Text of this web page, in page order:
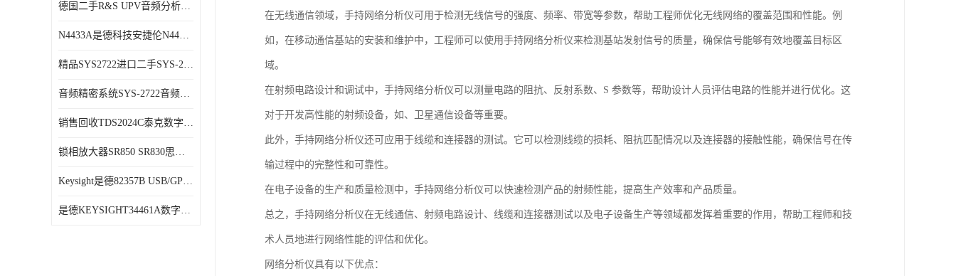
德国二手R&S UPV音频分析仪长期销售回收
N4433A是德科技安捷伦N4433A网络分析仪校准件
精品SYS2722进口二手SYS-2722 音频分析仪
音频精密系统SYS-2722音频分析仪
销售回收TDS2024C泰克数字示波器TDS3054C
锁相放大器SR850 SR830思坦福
Keysight是德82357B USB/GPIB接口
是德KEYSIGHT34461A数字万用表六位半34470A
在无线通信领域，手持网络分析仪可用于检测无线信号的强度、频率、带宽等参数，帮助工程师优化无线网络的覆盖范围和性能。例
如，在移动通信基站的安装和维护中，工程师可以使用手持网络分析仪来检测基站发射信号的质量，确保信号能够有效地覆盖目标区
域。
在射频电路设计和调试中，手持网络分析仪可以测量电路的阻抗、反射系数、S 参数等，帮助设计人员评估电路的性能并进行优化。这
对于开发高性能的射频设备，如、卫星通信设备等重要。
此外，手持网络分析仪还可应用于线缆和连接器的测试。它可以检测线缆的损耗、阻抗匹配情况以及连接器的接触性能，确保信号在传
输过程中的完整性和可靠性。
在电子设备的生产和质量检测中，手持网络分析仪可以快速检测产品的射频性能，提高生产效率和产品质量。
总之，手持网络分析仪在无线通信、射频电路设计、线缆和连接器测试以及电子设备生产等领域都发挥着重要的作用，帮助工程师和技
术人员地进行网络性能的评估和优化。
网络分析仪具有以下优点：